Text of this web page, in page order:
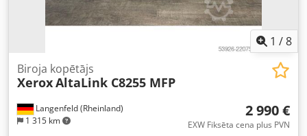
1 /8
Langenfeld (Rheinland)
1 315 km
Biroja kopētājs
XeroxAltaLink C8255 MFP
2 990 €
EXW Fiksēta cena plus PVN